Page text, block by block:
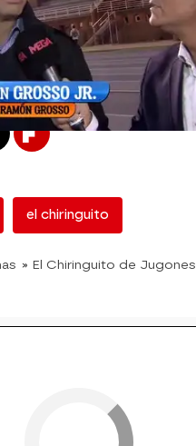
octubre de 2017, 01:59
Flipboard
el chiringuito
» El Chiringuito de Jugones